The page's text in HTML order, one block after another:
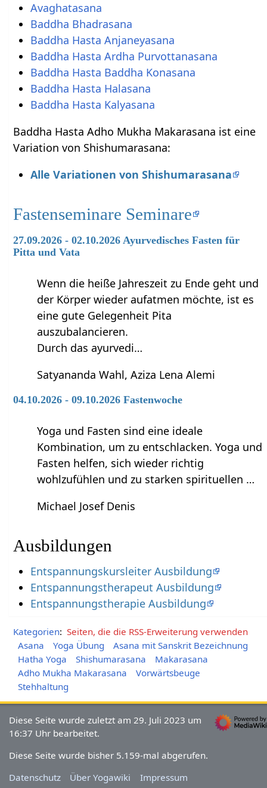
Avaghatasana
Baddha Bhadrasana
Baddha Hasta Anjaneyasana
Baddha Hasta Ardha Purvottanasana
Baddha Hasta Baddha Konasana
Baddha Hasta Halasana
Baddha Hasta Kalyasana
Baddha Hasta Adho Mukha Makarasana ist eine
Variation von Shishumarasana:
Alle Variationen von Shishumarasana
Fastenseminare Seminare
27.09.2026 - 02.10.2026 Ayurvedisches Fasten für
Pitta und Vata
Wenn die heiße Jahreszeit zu Ende geht und
der Körper wieder aufatmen möchte, ist es
eine gute Gelegenheit Pita
auszubalancieren.
Durch das ayurvedi…
Satyananda Wahl, Aziza Lena Alemi
04.10.2026 - 09.10.2026 Fastenwoche
Yoga und Fasten sind eine ideale
Kombination, um zu entschlacken. Yoga und
Fasten helfen, sich wieder richtig
wohlzufühlen und zu starken spirituellen …
Michael Josef Denis
Ausbildungen
Entspannungskursleiter Ausbildung
Entspannungstherapeut Ausbildung
Entspannungstherapie Ausbildung
Kategorien: Seiten, die die RSS-Erweiterung verwenden
Asana
Yoga Übung
Asana mit Sanskrit Bezeichnung
Hatha Yoga
Shishumarasana
Makarasana
Adho Mukha Makarasana
Vorwärtsbeuge
Stehhaltung
Diese Seite wurde zuletzt am 29. Juli 2023 um
16:37 Uhr bearbeitet.
Diese Seite wurde bisher 5.159-mal abgerufen.
Datenschutz
Über Yogawiki Impressum